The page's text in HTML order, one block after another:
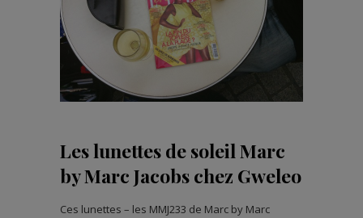
Les lunettes de soleil Marc
by Marc Jacobs chez Gweleo
Ces lunettes – les MMJ233 de Marc by Marc